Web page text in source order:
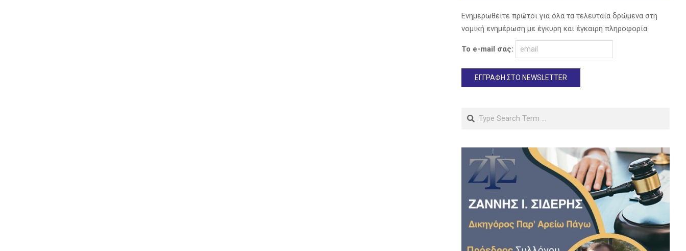
Ενημερωθείτε πρώτοι για όλα τα τελευταία δρώμενα στη
νομική ενημέρωση με έγκυρη και έγκαιρη πληροφορία.
Το e-mail σας:
Search